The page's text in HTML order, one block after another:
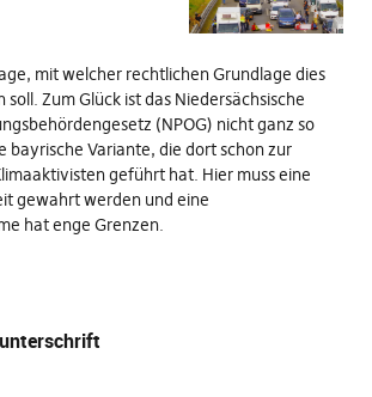
mit welcher rechtlichen Grundlage dies
Zum Glück ist das Niedersächsische
(NPOG) nicht ganz so
bayrische Variante, die dort schon zur
geführt hat. Hier muss eine
gewahrt werden und eine
hat enge Grenzen.